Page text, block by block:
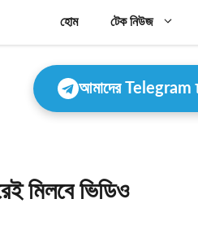
হোম টেক নিউজ
আমাদের Telegram
মিলবে ভিডিও